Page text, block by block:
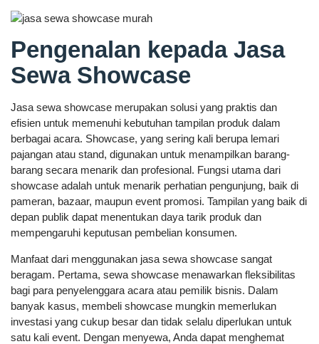
Pengenalan kepada Jasa
Sewa Showcase
Jasa sewa showcase merupakan solusi yang praktis dan
efisien untuk memenuhi kebutuhan tampilan produk dalam
berbagai acara. Showcase, yang sering kali berupa lemari
pajangan atau stand, digunakan untuk menampilkan barang-
barang secara menarik dan profesional. Fungsi utama dari
showcase adalah untuk menarik perhatian pengunjung, baik di
pameran, bazaar, maupun event promosi. Tampilan yang baik di
depan publik dapat menentukan daya tarik produk dan
mempengaruhi keputusan pembelian konsumen.
Manfaat dari menggunakan jasa sewa showcase sangat
beragam. Pertama, sewa showcase menawarkan fleksibilitas
bagi para penyelenggara acara atau pemilik bisnis. Dalam
banyak kasus, membeli showcase mungkin memerlukan
investasi yang cukup besar dan tidak selalu diperlukan untuk
satu kali event. Dengan menyewa, Anda dapat menghemat